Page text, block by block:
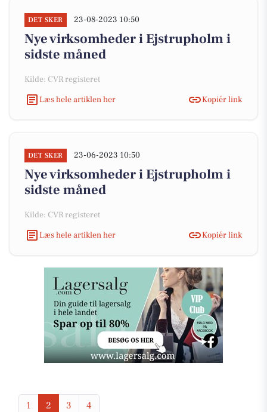
DET SKER 23-08-2023 10:50
Nye virksomheder i Ejstrupholm i
sidste måned
Kilde: CVR registeret
Læs hele artiklen her
Kopiér link
DET SKER 23-06-2023 10:50
Nye virksomheder i Ejstrupholm i
sidste måned
Kilde: CVR registeret
Læs hele artiklen her
Kopiér link
1 2 3 4